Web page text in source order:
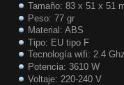
Tamaño: 83 x 51 x 51
Peso: 77 gr
Material: ABS
Tipo: EU tipo F
Tecnología wifi: 2.4 Ghz
Potencia: 3610 W
Voltaje: 220-240 V